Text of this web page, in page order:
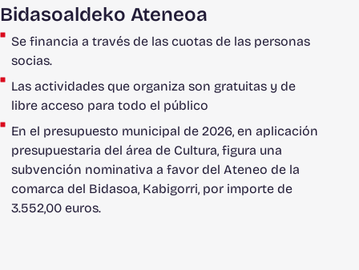
Bidasoaldeko Ateneoa
Se financia a través de las cuotas de las personas
socias.
Las actividades que organiza son gratuitas y de
libre acceso para todo el público
En el presupuesto municipal de 2026, en aplicación
presupuestaria del área de Cultura, figura una
subvención nominativa a favor del Ateneo de la
comarca del Bidasoa, Kabigorri, por importe de
3.552,00 euros.